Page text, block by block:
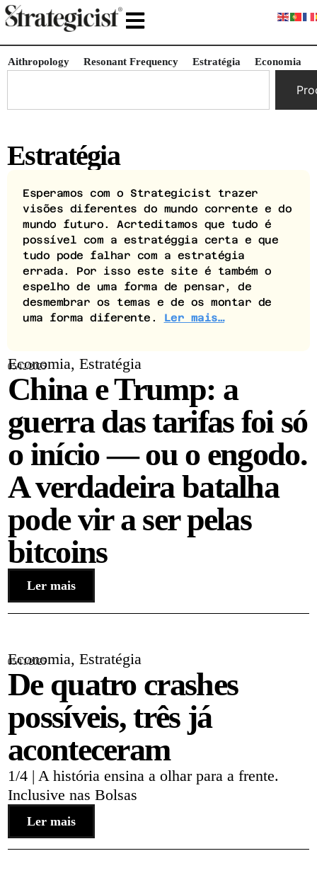
Aithropology Resonant Frequency Estratégia Economia
Estratégia
Esperamos com o Strategicist trazer
visões diferentes do mundo corrente e do
mundo futuro. Acrteditamos que tudo é
possível com a estratéggia certa e que
tudo pode falhar com a estratégia
errada. Por isso este site é também o
espelho de uma forma de pensar, de
desmembrar os temas e de os montar de
uma forma diferente. Ler mais…
Economia, Estratégia
05/12/2025
China e Trump: a
guerra das tarifas foi só
o início — ou o engodo.
A verdadeira batalha
pode vir a ser pelas
bitcoins
Ler mais
Economia, Estratégia
05/11/2025
De quatro crashes
possíveis, três já
aconteceram
1/4 | A história ensina a olhar para a frente.
Inclusive nas Bolsas
Ler mais